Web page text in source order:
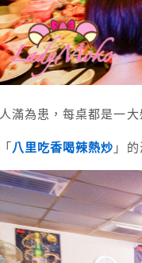
人滿為患，每桌都是一
「 八里吃香喝辣熱炒 」